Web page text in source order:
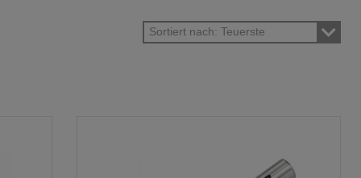
Sortiert nach: Teuerste